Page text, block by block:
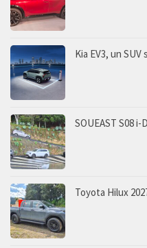
Kia EV3, un
SOUEAST S08
Toyota Hilux